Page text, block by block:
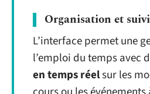
Organisation et
L’interface permet une
l’emploi du temps avec
en temps réelsur les